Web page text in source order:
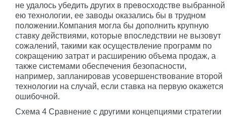
не удалось убедить других в превосходстве выбранной
ею технологии, ее заводы оказались бы в трудном
положении.Компания могла бы дополнить крупную
ставку действиями, которые впоследствии не вызовут
сожалений, такими как осуществление программ по
сокращению затрат и расширению объема продаж, а
также системами обеспечения безопасности,
например, запланировав усовершенствование второй
технологии на случай, если ставка на первую окажется
ошибочной.
Схема 4 Сравнение с другими концепциями стратегии